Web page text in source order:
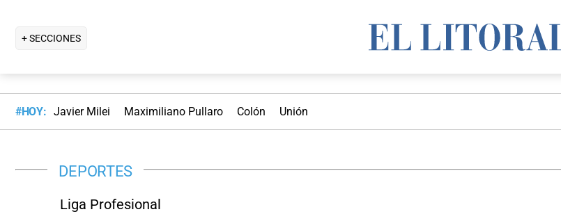
+ SECCIONES
#HOY: Javier Milei Maximiliano Pullaro Colón Unión
DEPORTES
Liga Profesional